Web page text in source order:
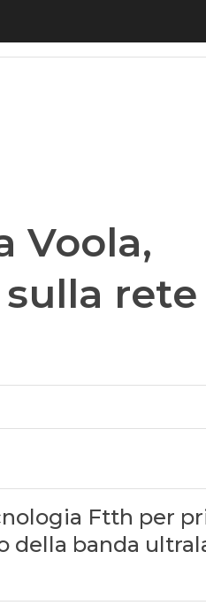
Voola,
sulla rete
Ftth per
della banda